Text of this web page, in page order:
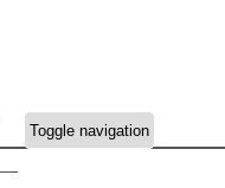
Toggle navigation